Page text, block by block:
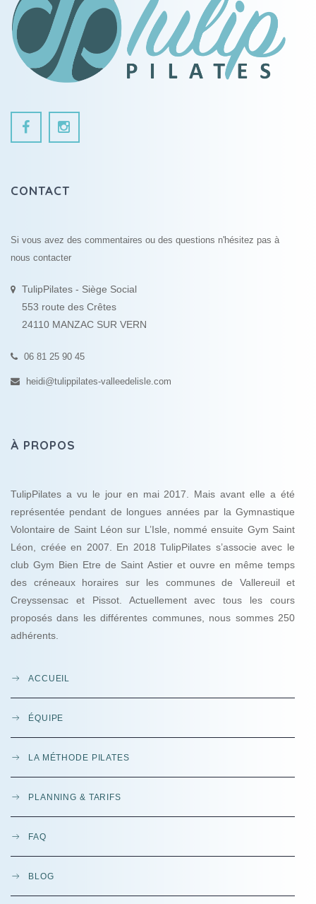
CONTACT
Si vous avez des commentaires ou des questions n'hésitez pas à
nous contacter
TulipPilates - Siège Social
553 route des Crêtes
24110 MANZAC SUR VERN
06 81 25 90 45
heidi@tulippilates-valleedelisle.com
À PROPOS
TulipPilates a vu le jour en mai 2017. Mais avant elle a été
représentée pendant de longues années par la Gymnastique
Volontaire de Saint Léon sur L’Isle, nommé ensuite Gym Saint
Léon, créée en 2007. En 2018 TulipPilates s’associe avec le
club Gym Bien Etre de Saint Astier et ouvre en même temps
des créneaux horaires sur les communes de Vallereuil et
Creyssensac et Pissot. Actuellement avec tous les cours
proposés dans les différentes communes, nous sommes 250
adhérents.
ACCUEIL
ÉQUIPE
LA MÉTHODE PILATES
PLANNING & TARIFS
FAQ
BLOG